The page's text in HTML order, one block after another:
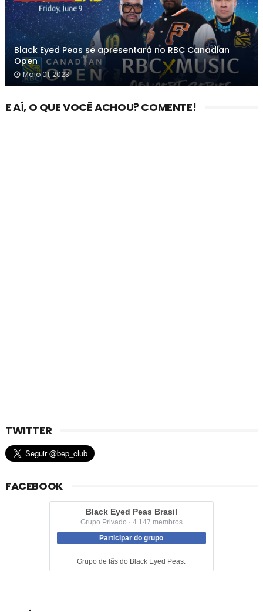
Black Eyed Peas se apresentará no RBC Canadian
Open
Maio 01, 2023
E AÍ, O QUE VOCÊ ACHOU? COMENTE!
TWITTER
FACEBOOK
Black Eyed Peas Brasil
Grupo Privado · 4.147 membros
Participar do grupo
Grupo de fãs do Black Eyed Peas.